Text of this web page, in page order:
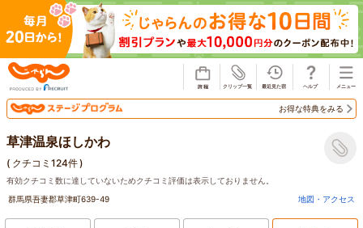
お得な特典をみる
草津温泉ほしかわ
( クチコミ124件)
有効クチコミ数に達していないためクチコミ評価は表示しておりません。
群馬県吾妻郡草津町639-49
地図・アクセス